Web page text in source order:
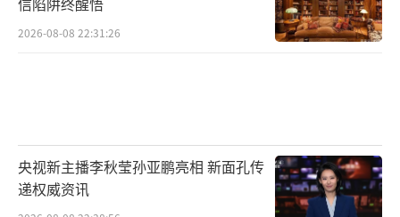
2026-08-08 22:31:26
央视新主播李秋莹孙亚鹏亮相 新面孔传
递权威资讯